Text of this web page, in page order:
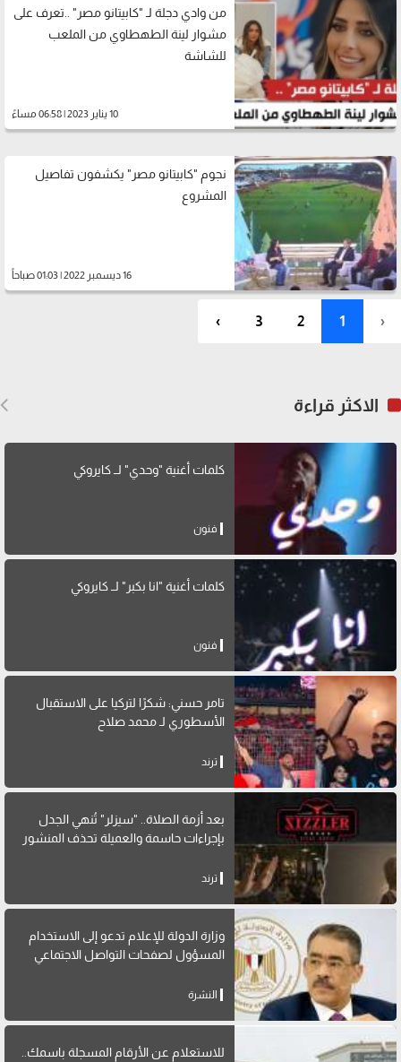
من وادي دجلة لـ "كابيتانو مصر" ..تعرف على
مشوار لينة الطهطاوي من الملعب
للشاشة
10 يناير 2023 | 06:58 مساءً
نجوم "كابيتانو مصر" يكشفون تفاصيل
المشروع
16 ديسمبر 2022 | 01:03 صباحاً
‹
1
2
3
›
الاكثر قراءة
كلمات أغنية "وحدي" لــ كايروكي
فنون
كلمات أغنية "انا بكبر" لــ كايروكي
فنون
تامر حسني: شكرًا لتركيا على الاستقبال
الأسطوري لـ محمد صلاح
ترند
بعد أزمة الصلاة.. "سيزلر" تُنهي الجدل
بإجراءات حاسمة والعميلة تحذف المنشور
ترند
وزارة الدولة للإعلام تدعو إلى الاستخدام
المسؤول لصفحات التواصل الاجتماعي
النشرة
للاستعلام عن الأرقام المسجلة باسمك..